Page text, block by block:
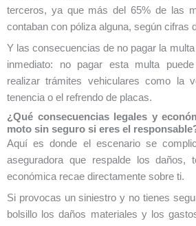
terceros, ya que más del 65% de las
contaban con póliza alguna, según cifras
Y las consecuencias de no pagar la
inmediato: no pagar esta multa
realizar trámites vehiculares como la
tenencia o el refrendo de placas.
¿Qué consecuencias legales y
moto sin seguro si eres el
Aquí es donde el escenario se
aseguradora que respalde los daños,
económica recae directamente sobre ti.
Si provocas un siniestro y no tienes
bolsillo los daños materiales y los